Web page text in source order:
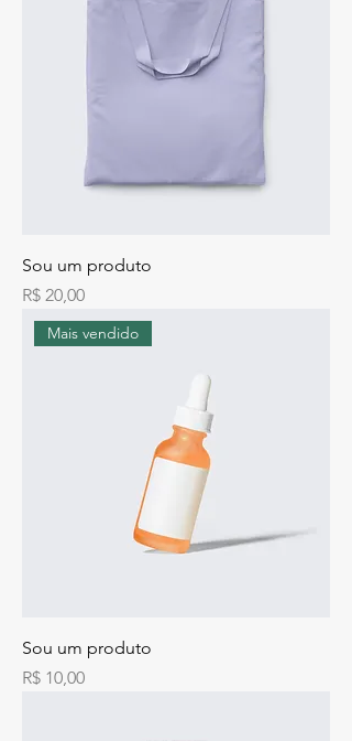
Sou um produto
Preço
R$ 20,00
Mais vendido
Sou um produto
Preço
R$ 10,00